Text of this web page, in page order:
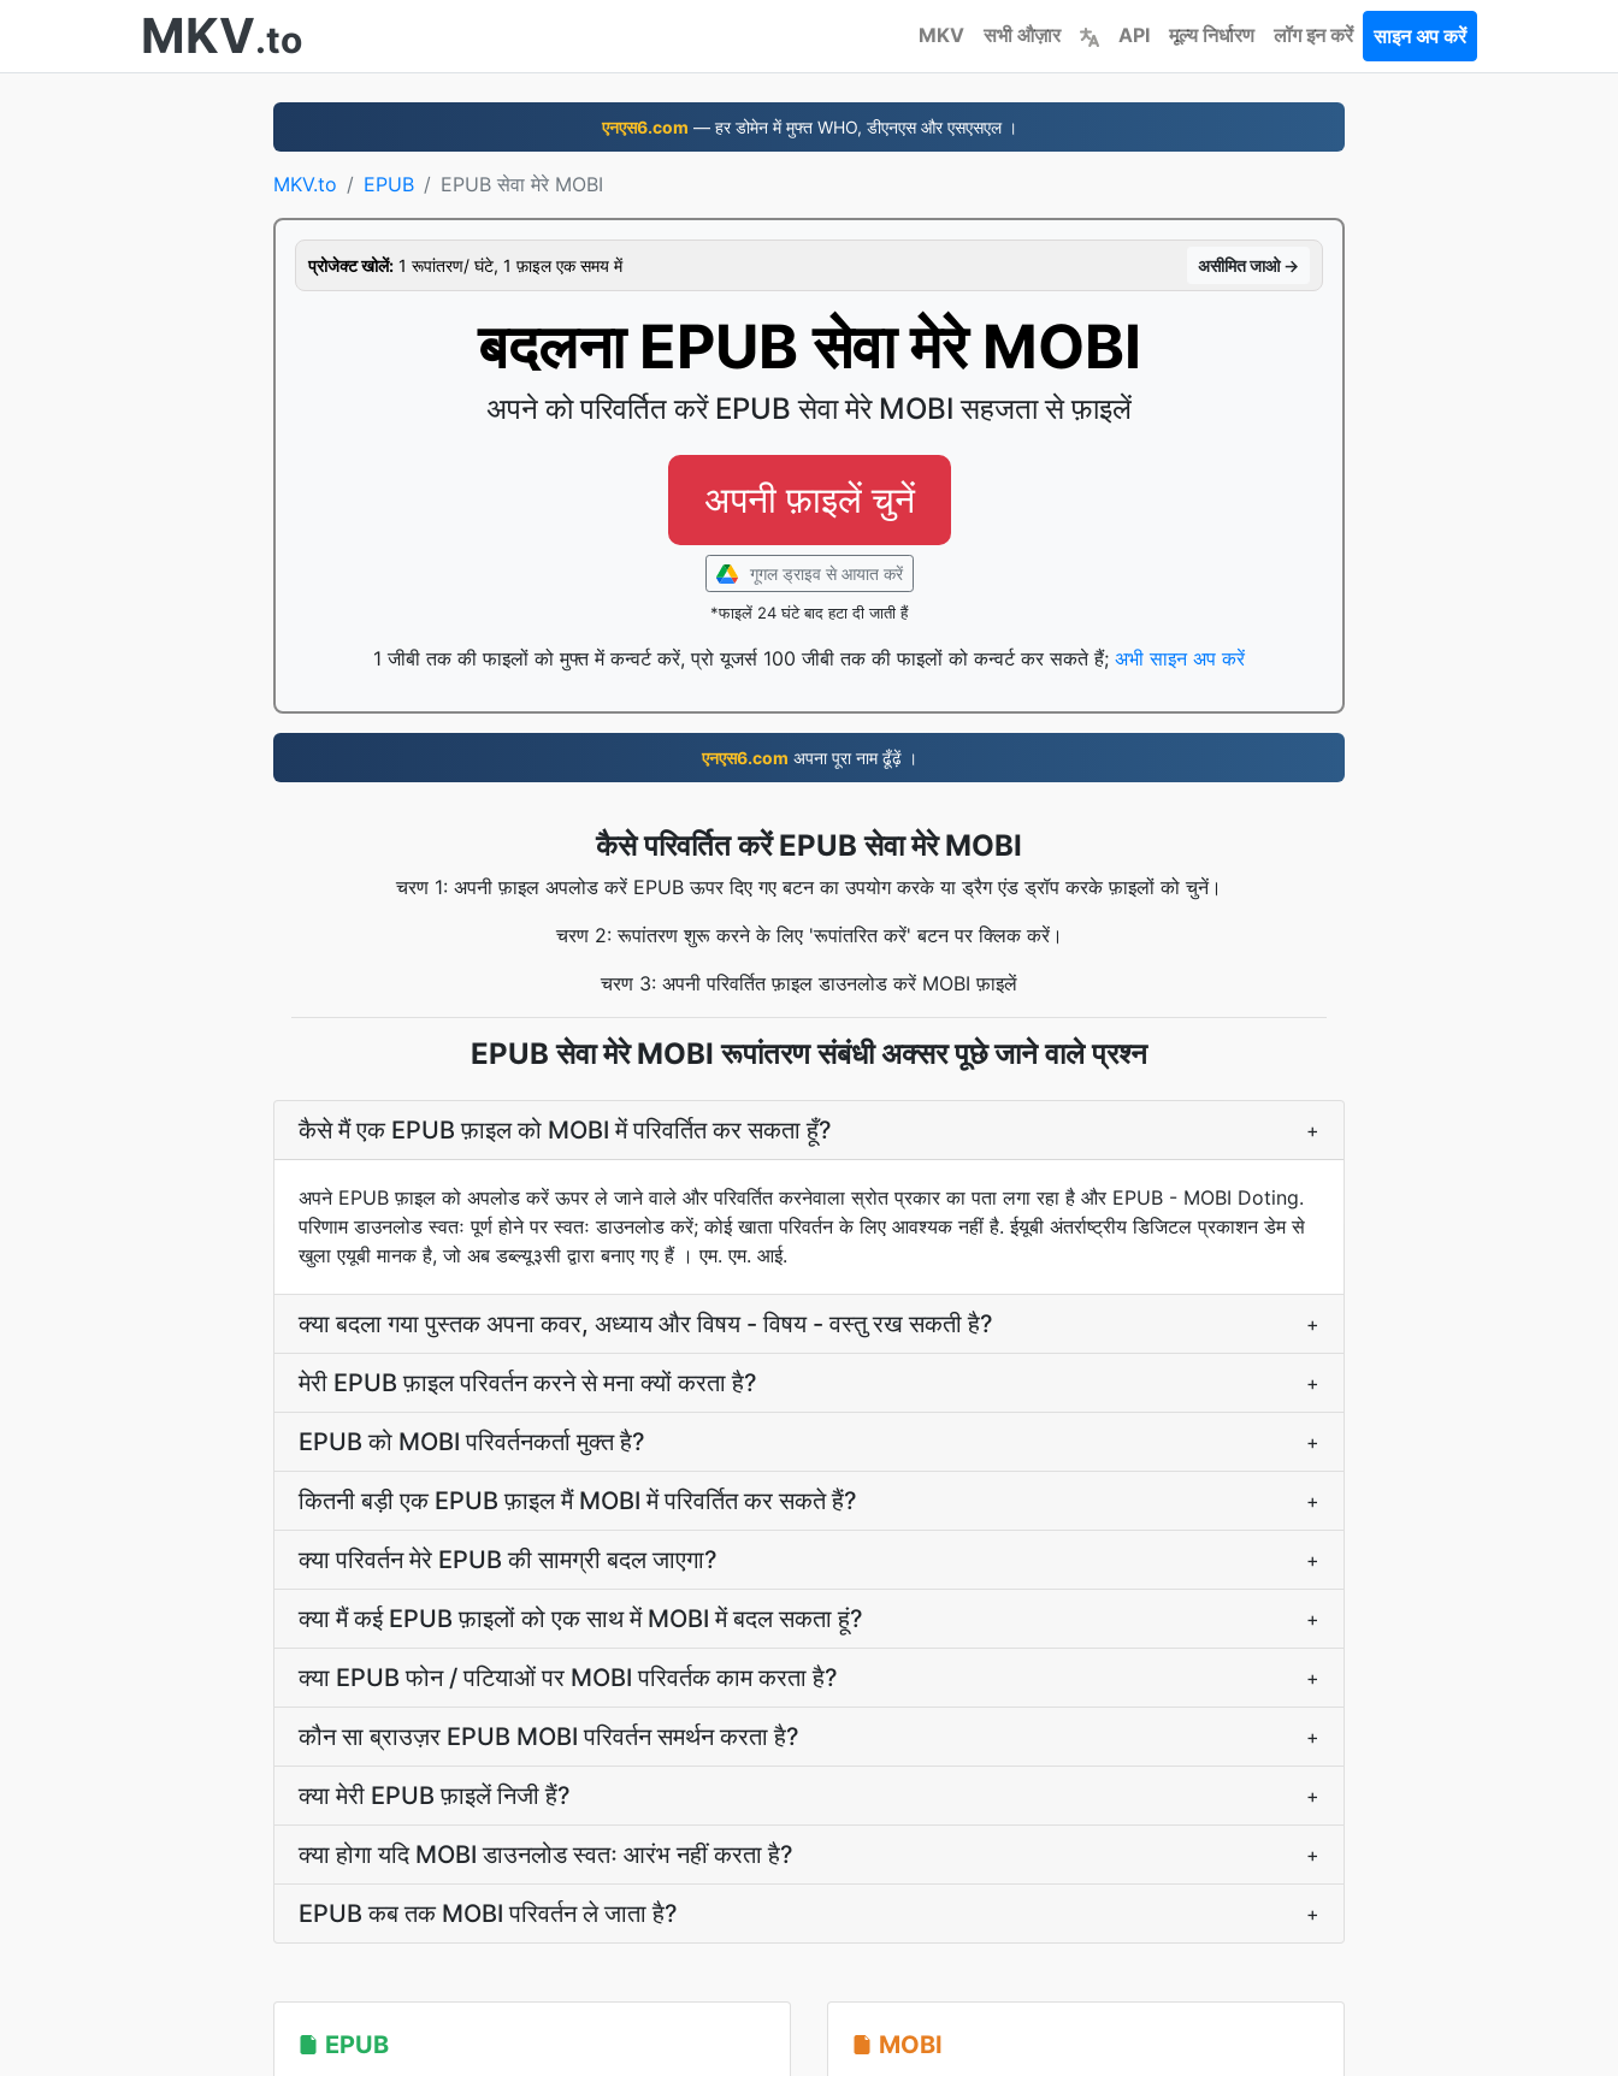
MKV.to MKV सभी औज़ार API मूल्य निर्धारण लॉग इन करें साइन अप करें
एनएस6.com — हर डोमेन में मुफ्त WHO, डीएनएस और एसएसएल ।
MKV.to EPUB EPUB सेवा मेरे MOBI
प्रोजेक्ट खोलें: 1 रूपांतरण/ घंटे, 1 फ़ाइल एक समय में असीमित जाओ →
बदलना EPUB सेवा मेरे MOBI
अपने को परिवर्तित करें EPUB सेवा मेरे MOBI सहजता से फ़ाइलें
अपनी फ़ाइलें चुनें
गूगल ड्राइव से आयात करें
*फाइलें 24 घंटे बाद हटा दी जाती हैं
1 जीबी तक की फाइलों को मुफ्त में कन्वर्ट करें, प्रो यूजर्स 100 जीबी तक की फाइलों को कन्वर्ट कर सकते हैं; अभी साइन अप करें
एनएस6.com अपना पूरा नाम ढूँढ़ें ।
कैसे परिवर्तित करें EPUB सेवा मेरे MOBI
चरण 1: अपनी फ़ाइल अपलोड करें EPUB ऊपर दिए गए बटन का उपयोग करके या ड्रैग एंड ड्रॉप करके फ़ाइलों को चुनें।
चरण 2: रूपांतरण शुरू करने के लिए 'रूपांतरित करें' बटन पर क्लिक करें।
चरण 3: अपनी परिवर्तित फ़ाइल डाउनलोड करें MOBI फ़ाइलें
EPUB सेवा मेरे MOBI रूपांतरण संबंधी अक्सर पूछे जाने वाले प्रश्न
कैसे मैं एक EPUB फ़ाइल को MOBI में परिवर्तित कर सकता हूँ? +
अपने EPUB फ़ाइल को अपलोड करें ऊपर ले जाने वाले और परिवर्तित करनेवाला स्रोत प्रकार का पता लगा रहा है और EPUB - MOBI Doting.
परिणाम डाउनलोड स्वतः पूर्ण होने पर स्वतः डाउनलोड करें; कोई खाता परिवर्तन के लिए आवश्यक नहीं है. ईयूबी अंतर्राष्ट्रीय डिजिटल प्रकाशन डेम से
खुला एयूबी मानक है, जो अब डब्ल्यू३सी द्वारा बनाए गए हैं । एम. एम. आई.
क्या बदला गया पुस्तक अपना कवर, अध्याय और विषय - विषय - वस्तु रख सकती है? +
मेरी EPUB फ़ाइल परिवर्तन करने से मना क्यों करता है? +
EPUB को MOBI परिवर्तनकर्ता मुक्त है? +
कितनी बड़ी एक EPUB फ़ाइल मैं MOBI में परिवर्तित कर सकते हैं? +
क्या परिवर्तन मेरे EPUB की सामग्री बदल जाएगा? +
क्या मैं कई EPUB फ़ाइलों को एक साथ में MOBI में बदल सकता हूं? +
क्या EPUB फोन / पटियाओं पर MOBI परिवर्तक काम करता है? +
कौन सा ब्राउज़र EPUB MOBI परिवर्तन समर्थन करता है? +
क्या मेरी EPUB फ़ाइलें निजी हैं? +
क्या होगा यदि MOBI डाउनलोड स्वतः आरंभ नहीं करता है? +
EPUB कब तक MOBI परिवर्तन ले जाता है? +
EPUB MOBI